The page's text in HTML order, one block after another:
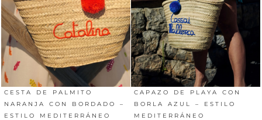
CESTA DE PALMITO
NARANJA CON BORDADO –
ESTILO MEDITERRÁNEO
CAPAZO DE PLAYA CON
BORLA AZUL – ESTILO
MEDITERRÁNEO